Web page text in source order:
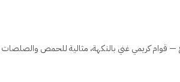
سيريانا الفاخرة 900 غ — قوام كريمي غني بالنكهة، مثالية للحمص